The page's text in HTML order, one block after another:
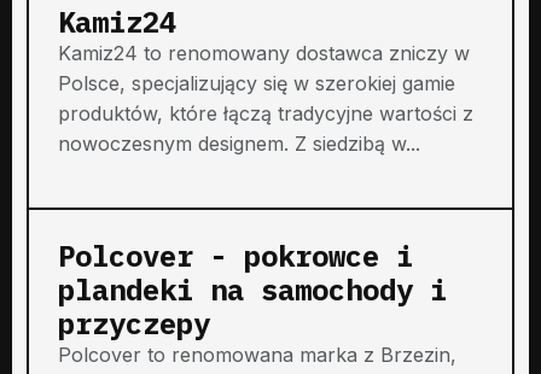
Kamiz24
Kamiz24 to renomowany dostawca zniczy w
Polsce, specjalizujący się w szerokiej gamie
produktów, które łączą tradycyjne wartości z
nowoczesnym designem. Z siedzibą w...
Polcover - pokrowce i
plandeki na samochody i
przyczepy
Polcover to renomowana marka z Brzezin,